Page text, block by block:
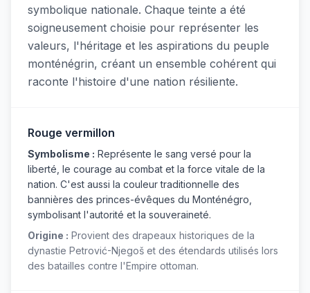
symbolique nationale. Chaque teinte a été
soigneusement choisie pour représenter les
valeurs, l'héritage et les aspirations du peuple
monténégrin, créant un ensemble cohérent qui
raconte l'histoire d'une nation résiliente.
Rouge vermillon
Symbolisme : Représente le sang versé pour la
liberté, le courage au combat et la force vitale de la
nation. C'est aussi la couleur traditionnelle des
bannières des princes-évêques du Monténégro,
symbolisant l'autorité et la souveraineté.
Origine : Provient des drapeaux historiques de la
dynastie Petrović-Njegoš et des étendards utilisés lors
des batailles contre l'Empire ottoman.